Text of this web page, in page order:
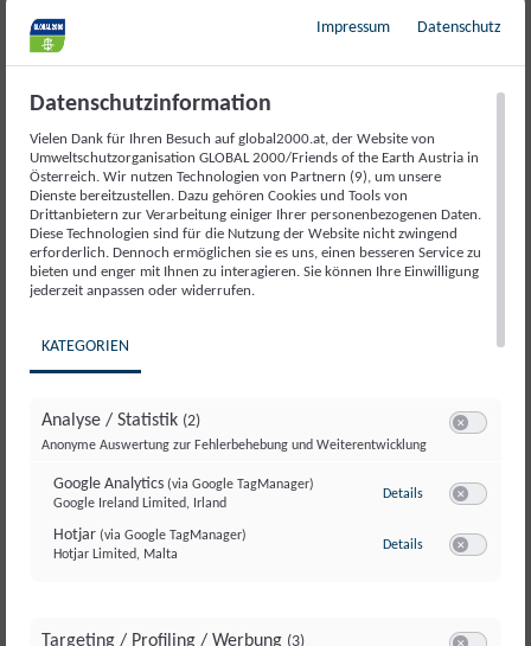
Unsere Kontodaten für eine Direktspende
Global 2000
IBAN: AT24 2011 1822 2084 4701
Verwendungszweck: Klima
Impressum Datenschutz
Datenschutzinformation
Vielen Dank für Ihren Besuch auf global2000.at, der Website von
Umweltschutzorganisation GLOBAL 2000/Friends of the Earth Austria in
Österreich. Wir nutzen Technologien von Partnern (9), um unsere
Dienste bereitzustellen. Dazu gehören Cookies und Tools von
Drittanbietern zur Verarbeitung einiger Ihrer personenbezogenen Daten.
Diese Technologien sind für die Nutzung der Website nicht zwingend
erforderlich. Dennoch ermöglichen sie es uns, einen besseren Service zu
bieten und enger mit Ihnen zu interagieren. Sie können Ihre Einwilligung
jederzeit anpassen oder widerrufen.
KATEGORIEN
Analyse / Statistik (2)
Anonyme Auswertung zur Fehlerbehebung und Weiterentwicklung
Google Analytics (via Google TagManager)
Google Ireland Limited, Irland
Details zu Google
Hotjar (via Google TagManager)
Hotjar Limited, Malta
Details zu Hotjar (via
Targeting / Profiling / Werbung (3)